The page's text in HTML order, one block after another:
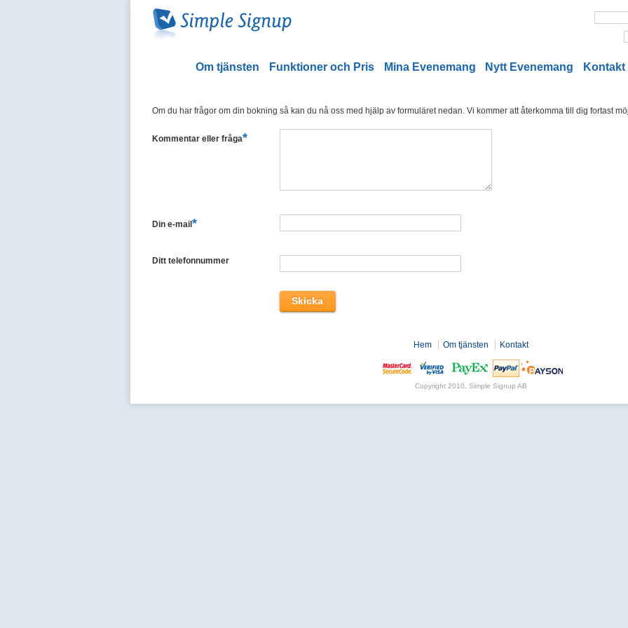
Om tjänsten Funktioner och Pris Mina Evenemang Nytt Evenemang Kontakt
Om du har frågor om din bokning så kan du nå oss med hjälp av formuläret nedan. Vi kommer att återkomma till dig fortast
Kommentar eller fråga*
Din e-mail*
Ditt telefonnummer
Hem Om tjänsten Kontakt
Copyright 2010, Simple Signup AB